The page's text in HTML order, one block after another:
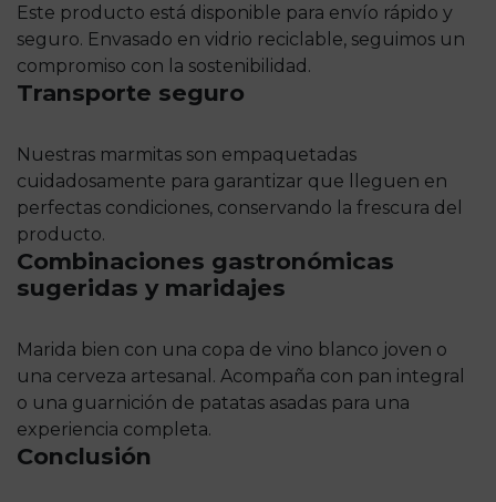
Este producto está disponible para envío rápido y
seguro. Envasado en vidrio reciclable, seguimos un
compromiso con la sostenibilidad.
Transporte seguro
Nuestras marmitas son empaquetadas
cuidadosamente para garantizar que lleguen en
perfectas condiciones, conservando la frescura del
producto.
Combinaciones gastronómicas
sugeridas y maridajes
Marida bien con una copa de vino blanco joven o
una cerveza artesanal. Acompaña con pan integral
o una guarnición de patatas asadas para una
experiencia completa.
Conclusión